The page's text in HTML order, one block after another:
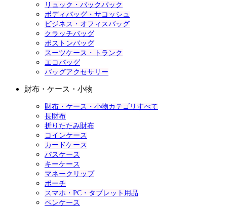
リュック・バックパック
ボディバッグ・サコッシュ
ビジネス・オフィスバッグ
クラッチバッグ
ボストンバッグ
スーツケース・トランク
エコバッグ
バッグアクセサリー
財布・ケース・小物
財布・ケース・小物カテゴリすべて
長財布
折りたたみ財布
コインケース
カードケース
パスケース
キーケース
マネークリップ
ポーチ
スマホ・PC・タブレット用品
ペンケース